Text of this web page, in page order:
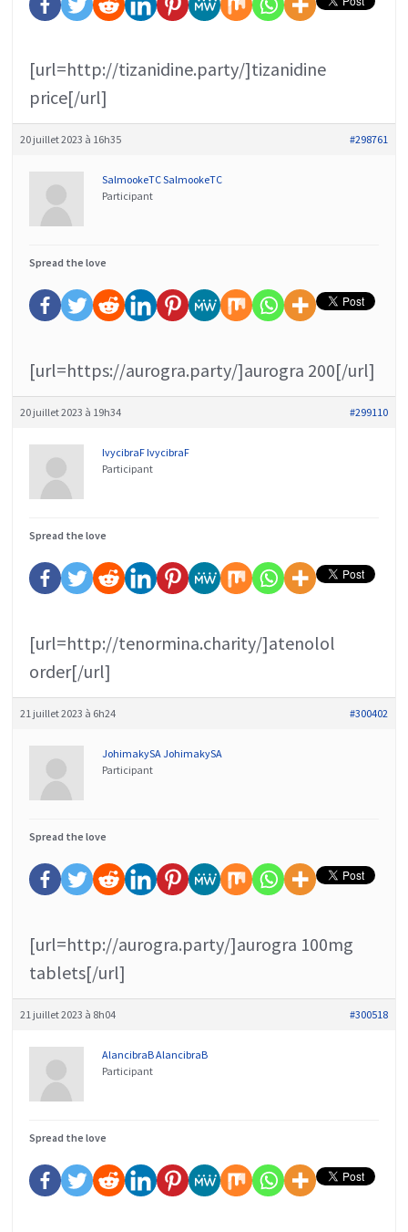
[url=http://tizanidine.party/]tizanidine
price[/url]
20 juillet 2023 à 16h35 #298761
SalmookeTC SalmookeTC
Participant
Spread the love
[url=https://aurogra.party/]aurogra 200[/url]
20 juillet 2023 à 19h34 #299110
IvycibraF IvycibraF
Participant
Spread the love
[url=http://tenormina.charity/]atenolol
order[/url]
21 juillet 2023 à 6h24 #300402
JohimakySA JohimakySA
Participant
Spread the love
[url=http://aurogra.party/]aurogra 100mg
tablets[/url]
21 juillet 2023 à 8h04 #300518
AlancibraB AlancibraB
Participant
Spread the love